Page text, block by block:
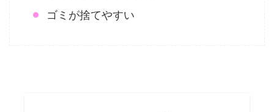
ゴミが捨てやすい